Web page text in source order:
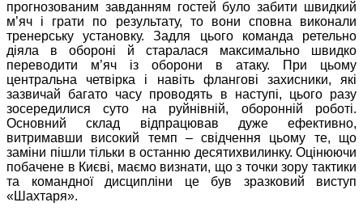
прогнозованим завданням гостей було забити швидкий
м’яч і грати по результату, то вони сповна виконали
тренерську установку. Задля цього команда ретельно
діяла в обороні й старалася максимально швидко
переводити м’яч із оборони в атаку. При цьому
центральна четвірка і навіть флангові захисники, які
зазвичай багато часу проводять в наступі, цього разу
зосередилися суто на руйнівній, оборонній роботі.
Основний склад відпрацював дуже ефективно,
витримавши високий темп – свідчення цьому те, що
заміни пішли тільки в останню десятихвилинку. Оцінюючи
побачене в Києві, маємо визнати, що з точки зору тактики
та командної дисципліни це був зразковий виступ
«Шахтаря».